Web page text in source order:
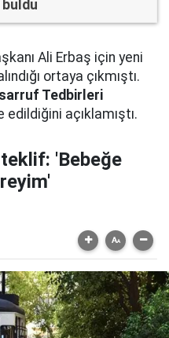
buldu
Ali Erbaş için yeni
ortaya çıkmıştı.
Tedbirleri
edildiğini açıklamıştı.
'Bebeğe